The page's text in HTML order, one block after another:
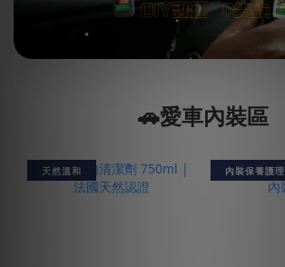
🚗愛車內裝區
天然溫和 內裝保養護理